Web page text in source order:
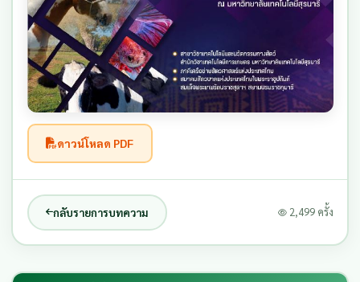
ดาวน์โหลด PDF
กลับรายการบทความ 2,499 ครั้ง